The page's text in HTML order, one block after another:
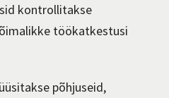
kontrollitakse
töökatkestusi
põhjuseid,